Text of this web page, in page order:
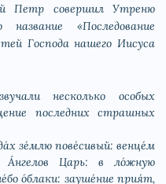
Петр совершил Утреню
«Последование
Господа нашего Иисуса
несколько особых
последних страшных
зе́млю пове́сивый: венце́м
Царь: в ло́жную
о́блаки: зауше́ние прия́т,